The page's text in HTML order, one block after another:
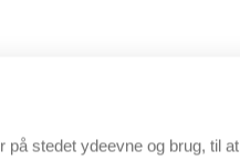
på stedet ydeevne og brug, til at